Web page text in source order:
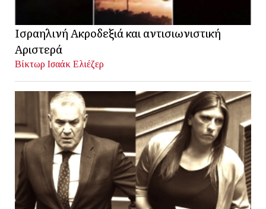
Ισραηλινή Ακροδεξιά και αντισιωνιστική
Αριστερά
Βίκτωρ Ισαάκ Ελιέζερ